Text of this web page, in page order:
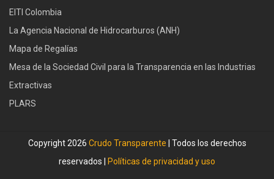
EITI Colombia
La Agencia Nacional de Hidrocarburos (ANH)
Mapa de Regalías
Mesa de la Sociedad Civil para la Transparencia en las Industrias
Extractivas
PLARS
Copyright 2026 Crudo Transparente | Todos los derechos
reservados |
Políticas de privacidad y uso